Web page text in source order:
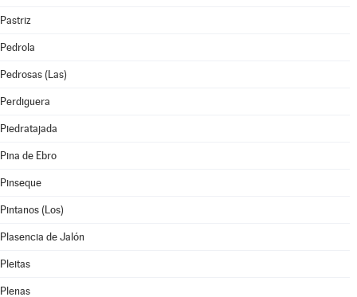
Pastriz
Pedrola
Pedrosas (Las)
Perdiguera
Piedratajada
Pina de Ebro
Pinseque
Pintanos (Los)
Plasencia de Jalón
Pleitas
Plenas